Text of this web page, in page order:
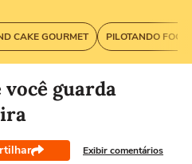
CAKE GOURMET PILOTANDO
guarda
Exibir comentários